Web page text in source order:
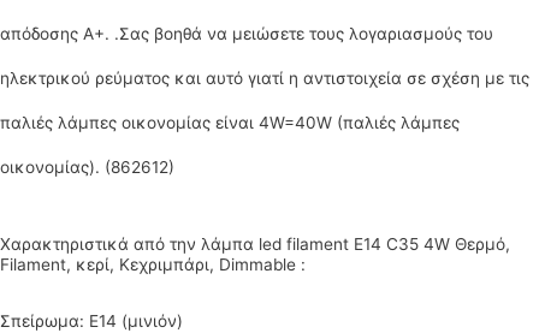
απόδοσης A+. .Σας βοηθά να μειώσετε τους λογαριασμούς του
ηλεκτρικού ρεύματος και αυτό γιατί η αντιστοιχεία σε σχέση με τις
παλιές λάμπες οικονομίας είναι 4W=40W (παλιές λάμπες
οικονομίας). (862612)
Χαρακτηριστικά από την λάμπα led filament E14 C35 4W Θερμό,
Filament, κερί, Κεχριμπάρι, Dimmable :
Σπείρωμα: Ε14 (μινιόν)